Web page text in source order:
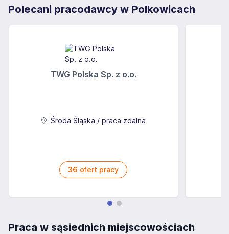
Polecani pracodawcy w Polkowicach
TWG Polska Sp. z o.o.
Środa Śląska / praca zdalna
36 ofert pracy
Praca w sąsiednich miejscowościach